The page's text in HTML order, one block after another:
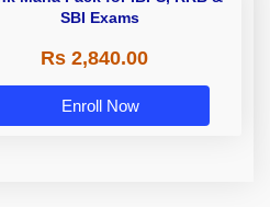
SBI Exams
Rs 2,840.00
Enroll Now